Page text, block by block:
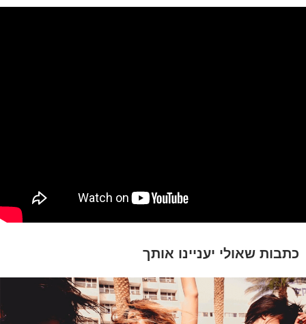
כתבות שאולי יעניינו אותך